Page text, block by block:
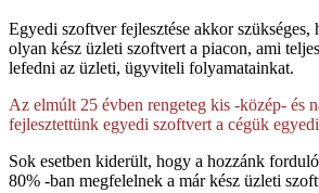
Egyedi szoftver fejlesztése akkor
olyan kész üzleti szoftvert a piacon, ami
lefedni az üzleti, ügyviteli folyamatainkat.
Az elmúlt 25 évben rengeteg kis -közép- és
fejlesztettünk egyedi szoftvert a cégük
Sok esetben kiderült, hogy a hozzánk
80% -ban megfelelnek a már kész üzleti